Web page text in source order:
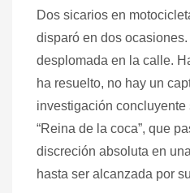
Dos sicarios en
disparó en dos
desplomada en la calle.
ha resuelto, no hay un
investigación
“Reina de la coca”, que
discreción absoluta en
hasta ser alcanzada por